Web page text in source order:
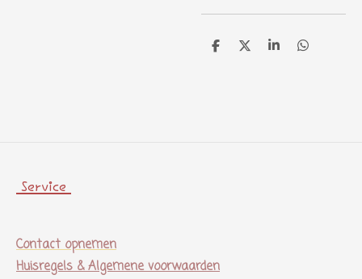
D D S D
Service
Contact opnemen
Huisregels & Algemene voorwaarden